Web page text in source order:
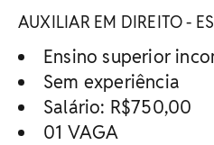
AUXILIAR EM DIREITO -
Ensino superior
Sem experiência
Salário: R$750,00
01 VAGA